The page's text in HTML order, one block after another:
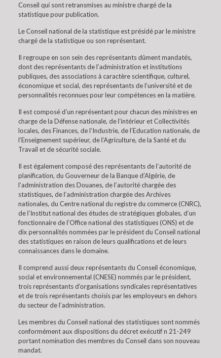
Conseil qui sont retransmises au ministre chargé de la
statistique pour publication.
Le Conseil national de la statistique est présidé par le ministre
chargé de la statistique ou son représentant.
Il regroupe en son sein des représentants dûment mandatés,
dont des représentants de l’administration et institutions
publiques, des associations à caractère scientifique, culturel,
économique et social, des représentants de l’université et de
personnalités reconnues pour leur compétences en la matière.
Il est composé d’un représentant pour chacun des ministres en
charge de la Défense nationale, de l’intérieur et Collectivités
locales, des Finances, de l’Industrie, de l’Education nationale, de
l’Enseignement supérieur, de l’Agriculture, de la Santé et du
Travail et de sécurité sociale.
Il est également composé des représentants de l’autorité de
planification, du Gouverneur de la Banque d’Algérie, de
l’administration des Douanes, de l’autorité chargée des
statistiques, de l’administration chargée des Archives
nationales, du Centre national du registre du commerce (CNRC),
de l’Institut national des études de stratégiques globales, d’un
fonctionnaire de l’Office national des statistiques (ONS) et de
dix personnalités nommées par le président du Conseil national
des statistiques en raison de leurs qualifications et de leurs
connaissances dans le domaine.
Il comprend aussi deux représentants du Conseil économique,
social et environnemental (CNESE) nommés par le président,
trois représentants d’organisations syndicales représentatives
et de trois représentants choisis par les employeurs en dehors
du secteur de l’administration.
Les membres du Conseil national des statistiques sont nommés
conformément aux dispositions du décret exécutif n 21-249
portant nomination des membres du Conseil dans son nouveau
mandat.